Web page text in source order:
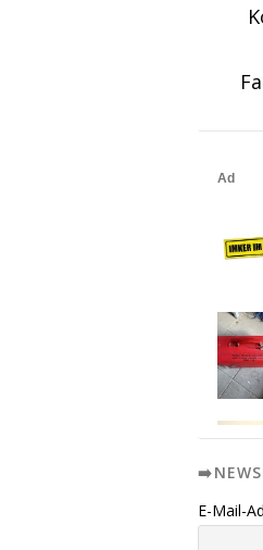
E-Mail-